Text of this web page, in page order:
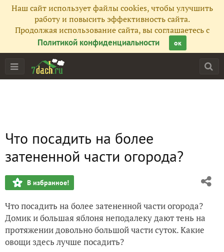
Наш сайт использует файлы cookies, чтобы улучшить
работу и повысить эффективность сайта.
Продолжая использование сайта, вы соглашаетесь с
Политикой конфиденциальности
ок
Что посадить на более
затененной части огорода?
В избранное!
Что посадить на более затененной части огорода?
Домик и большая яблоня неподалеку дают тень на
протяжении довольно большой части суток. Какие
овощи здесь лучше посадить?